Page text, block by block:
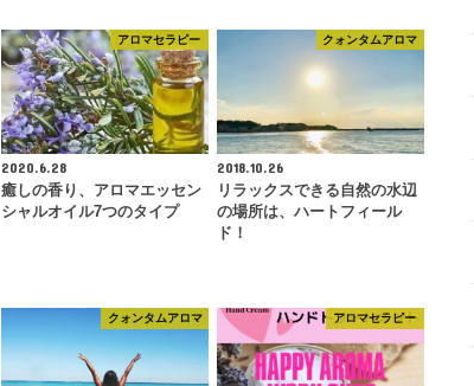
アロマセラピー
2020.6.28
癒しの香り、アロマエッセン
シャルオイル7つのタイプ
クォンタムアロマ
2018.10.26
リラックスできる自然の水辺
の場所は、ハートフィール
ド！
クォンタムアロマ アロマセラピー